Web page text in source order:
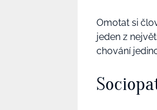
Omotat si
jeden z
chování